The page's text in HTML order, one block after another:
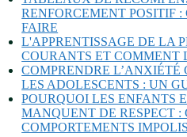
RENFORCEMENT POSITIF
FAIRE
L'APPRENTISSAGE DE LA
COURANTS ET COMMENT
COMPRENDRE L’ANXIÉTÉ
LES ADOLESCENTS : UN
POURQUOI LES ENFANTS
MANQUENT DE RESPECT :
COMPORTEMENTS